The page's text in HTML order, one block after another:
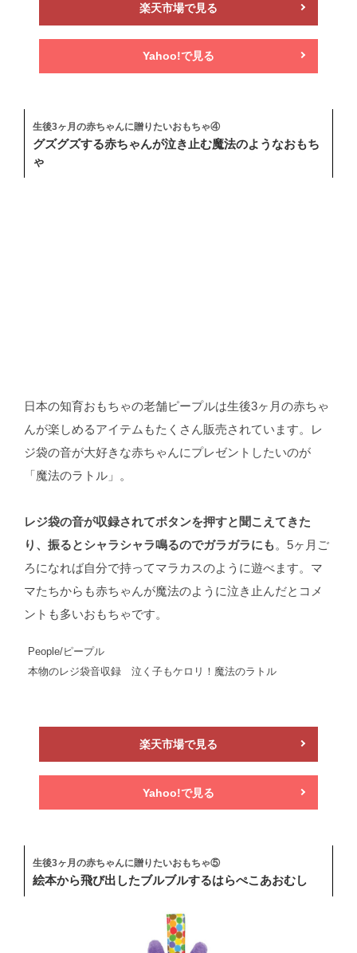
楽天市場で見る
Yahoo!で見る
生後3ヶ月の赤ちゃんに贈りたいおもちゃ④
グズグズする赤ちゃんが泣き止む魔法のようなおもち
ゃ
日本の知育おもちゃの老舗ピープルは生後3ヶ月の赤ちゃ
んが楽しめるアイテムもたくさん販売されています。レ
ジ袋の音が大好きな赤ちゃんにプレゼントしたいのが
「魔法のラトル」。
レジ袋の音が収録されてボタンを押すと聞こえてきた
り、振るとシャラシャラ鳴るのでガラガラにも。5ヶ月ご
ろになれば自分で持ってマラカスのように遊べます。マ
マたちからも赤ちゃんが魔法のように泣き止んだとコメ
ントも多いおもちゃです。
People/ピープル
本物のレジ袋音収録 泣く子もケロリ！魔法のラトル
楽天市場で見る
Yahoo!で見る
生後3ヶ月の赤ちゃんに贈りたいおもちゃ⑤
絵本から飛び出したブルブルするはらぺこあおむし